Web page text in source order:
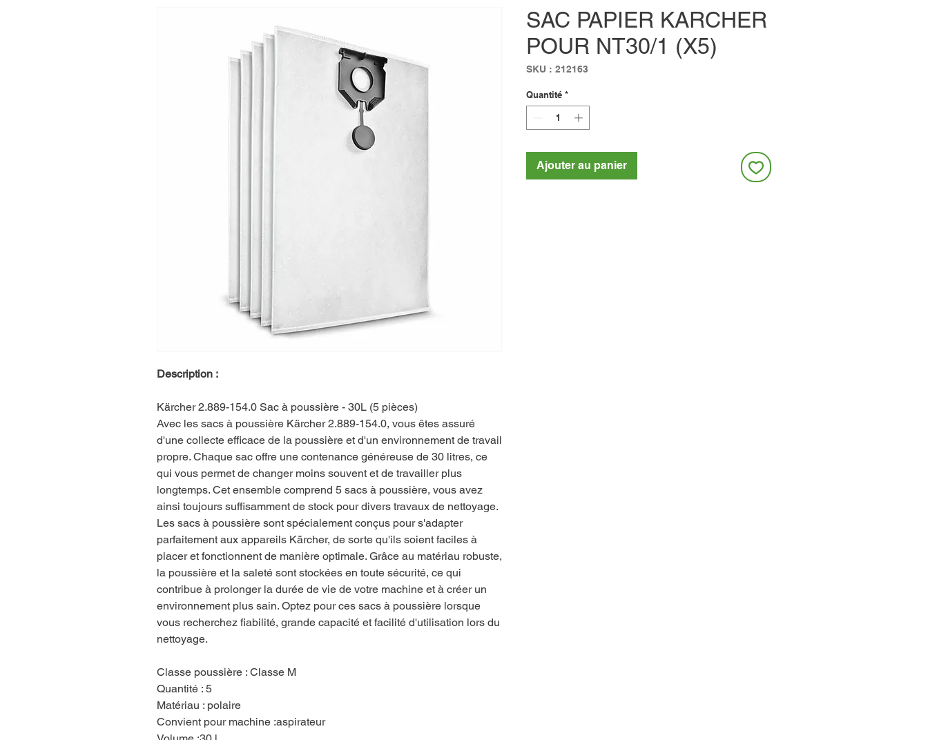
Description :
Kärcher 2.889-154.0 Sac à poussière - 30L (5 pièces)
Avec les sacs à poussière Kärcher 2.889-154.0, vous êtes assuré
d'une collecte efficace de la poussière et d'un environnement de travail
propre. Chaque sac offre une contenance généreuse de 30 litres, ce
qui vous permet de changer moins souvent et de travailler plus
longtemps. Cet ensemble comprend 5 sacs à poussière, vous avez
ainsi toujours suffisamment de stock pour divers travaux de nettoyage.
Les sacs à poussière sont spécialement conçus pour s'adapter
parfaitement aux appareils Kärcher, de sorte qu'ils soient faciles à
placer et fonctionnent de manière optimale. Grâce au matériau robuste,
la poussière et la saleté sont stockées en toute sécurité, ce qui
contribue à prolonger la durée de vie de votre machine et à créer un
environnement plus sain. Optez pour ces sacs à poussière lorsque
vous recherchez fiabilité, grande capacité et facilité d'utilisation lors du
nettoyage.
Classe poussière : Classe M
Quantité : 5
Matériau : polaire
Convient pour machine :aspirateur
SAC PAPIER KARCHER
POUR NT30/1 (X5)
SKU : 212163
Quantité *
Ajouter au panier